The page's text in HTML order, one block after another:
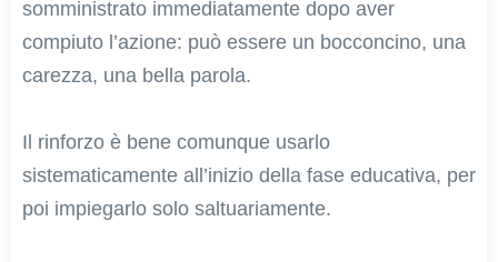
somministrato immediatamente dopo aver
compiuto l’azione: può essere un bocconcino, una
carezza, una bella parola.
Il rinforzo è bene comunque usarlo
sistematicamente all’inizio della fase educativa, per
poi impiegarlo solo saltuariamente.